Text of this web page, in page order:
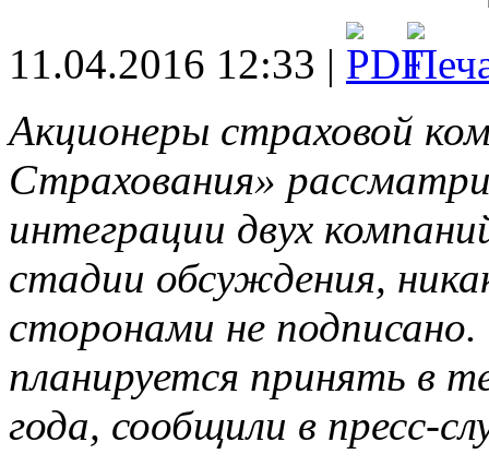
11.04.2016 12:33 |
Акционеры страховой
Страхования»
интеграции двух
стадии обсуждения,
сторонами не
планируется принять в
года, сообщили в пресс-